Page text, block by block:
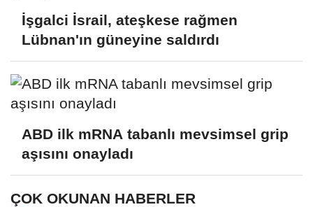
İşgalci İsrail, ateşkese rağmen
Lübnan'ın güneyine saldırdı
ABD ilk mRNA tabanlı mevsimsel grip
aşısını onayladı
ÇOK OKUNAN HABERLER